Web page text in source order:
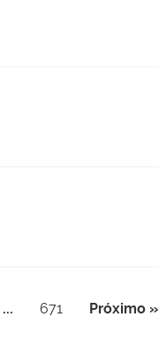
... 671 Próximo »